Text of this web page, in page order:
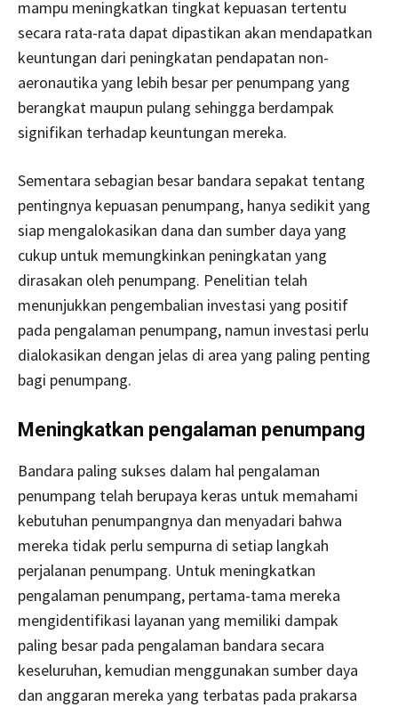
mampu meningkatkan tingkat kepuasan tertentu
secara rata-rata dapat dipastikan akan mendapatkan
keuntungan dari peningkatan pendapatan non-
aeronautika yang lebih besar per penumpang yang
berangkat maupun pulang sehingga berdampak
signifikan terhadap keuntungan mereka.
Sementara sebagian besar bandara sepakat tentang
pentingnya kepuasan penumpang, hanya sedikit yang
siap mengalokasikan dana dan sumber daya yang
cukup untuk memungkinkan peningkatan yang
dirasakan oleh penumpang. Penelitian telah
menunjukkan pengembalian investasi yang positif
pada pengalaman penumpang, namun investasi perlu
dialokasikan dengan jelas di area yang paling penting
bagi penumpang.
Meningkatkan pengalaman penumpang
Bandara paling sukses dalam hal pengalaman
penumpang telah berupaya keras untuk memahami
kebutuhan penumpangnya dan menyadari bahwa
mereka tidak perlu sempurna di setiap langkah
perjalanan penumpang. Untuk meningkatkan
pengalaman penumpang, pertama-tama mereka
mengidentifikasi layanan yang memiliki dampak
paling besar pada pengalaman bandara secara
keseluruhan, kemudian menggunakan sumber daya
dan anggaran mereka yang terbatas pada prakarsa